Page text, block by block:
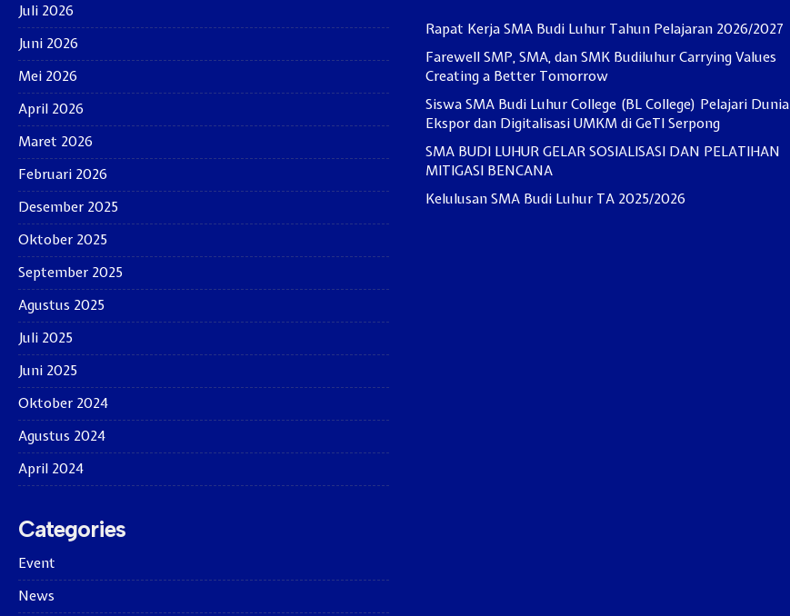
Juli 2026
Juni 2026
Mei 2026
April 2026
Maret 2026
Februari 2026
Desember 2025
Oktober 2025
September 2025
Agustus 2025
Juli 2025
Juni 2025
Oktober 2024
Agustus 2024
April 2024
Categories
Event
News
Rapat Kerja SMA Budi Luhur Tahun Pelajaran 2026/2027
Farewell SMP, SMA, dan SMK Budiluhur Carrying Values
Creating a Better Tomorrow
Siswa SMA Budi Luhur College (BL College) Pelajari Dunia
Ekspor dan Digitalisasi UMKM di GeTI Serpong
SMA BUDI LUHUR GELAR SOSIALISASI DAN PELATIHAN
MITIGASI BENCANA
Kelulusan SMA Budi Luhur TA 2025/2026